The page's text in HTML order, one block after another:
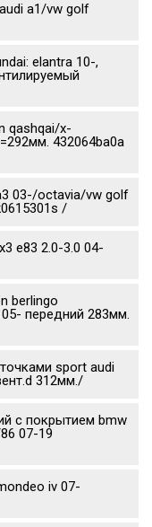
a1/vw golf
elantra 10-,
qashqai/x-
432064ba0a
03-/octavia/vw golf
/
e83 2.0-3.0 04-
berlingo
передний 283мм.
sport audi
312мм./
с покрытием bmw
07-19
iv 07-